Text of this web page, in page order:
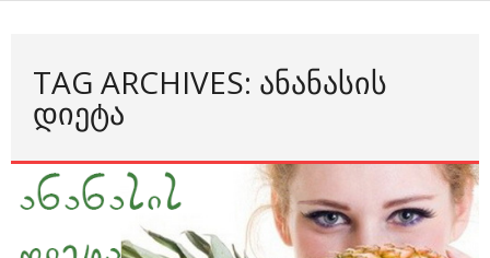
TAG ARCHIVES: ᲐᲜᲐᲜᲐᲡᲘᲡ
ᲓᲘᲔᲢᲐ